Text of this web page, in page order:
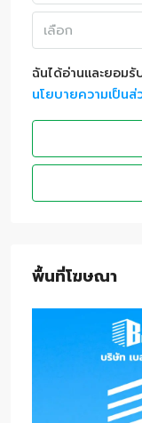
เลือก
ฉันได้อ่านและยอมรั
นโยบายความเป็นส่
พื้นที่โฆษณา